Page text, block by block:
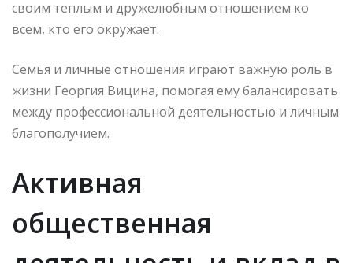
своим теплым и дружелюбным отношением ко
всем, кто его окружает.
Семья и личные отношения играют важную роль в
жизни Георгия Вицина, помогая ему балансировать
между профессиональной деятельностью и личным
благополучием.
Активная
общественная